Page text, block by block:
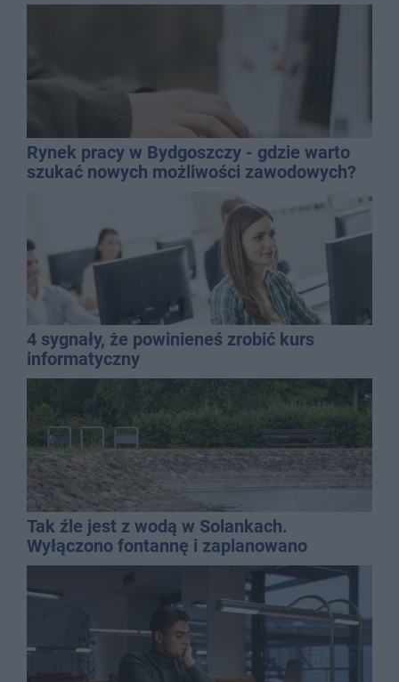
Rynek pracy w Bydgoszczy - gdzie warto
szukać nowych możliwości zawodowych?
4 sygnały, że powinieneś zrobić kurs
informatyczny
Tak źle jest z wodą w Solankach.
Wyłączono fontannę i zaplanowano
dolewkę